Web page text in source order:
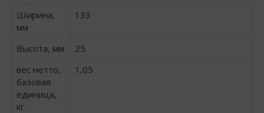
Ширина,
мм
133
Высота, мм
25
вес нетто,
базовая
единица,
кг
1,05